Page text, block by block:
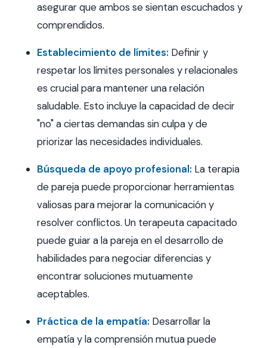
asegurar que ambos se sientan escuchados y
comprendidos.
Establecimiento de límites: Definir y
respetar los límites personales y relacionales
es crucial para mantener una relación
saludable. Esto incluye la capacidad de decir
"no" a ciertas demandas sin culpa y de
priorizar las necesidades individuales.
Búsqueda de apoyo profesional: La terapia
de pareja puede proporcionar herramientas
valiosas para mejorar la comunicación y
resolver conflictos. Un terapeuta capacitado
puede guiar a la pareja en el desarrollo de
habilidades para negociar diferencias y
encontrar soluciones mutuamente
aceptables.
Práctica de la empatía: Desarrollar la
empatía y la comprensión mutua puede